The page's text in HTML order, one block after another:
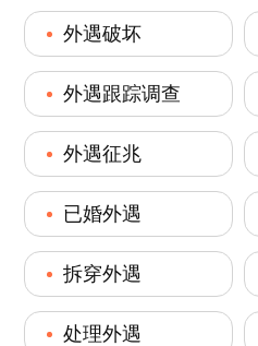
外遇破坏
外遇跟踪调查
外遇征兆
已婚外遇
拆穿外遇
处理外遇